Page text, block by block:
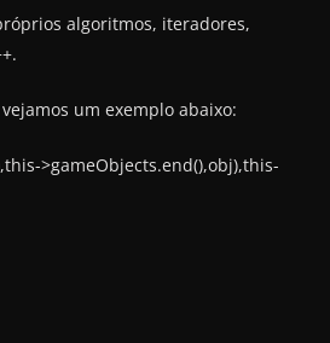
algoritmos, iteradores,
um exemplo abaixo:
>gameObjects.end(),obj),this-